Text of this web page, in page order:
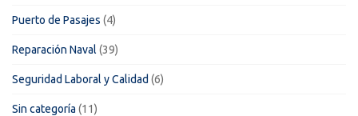
Puerto de Pasajes (4)
Reparación Naval (39)
Seguridad Laboral y Calidad (6)
Sin categoría (11)